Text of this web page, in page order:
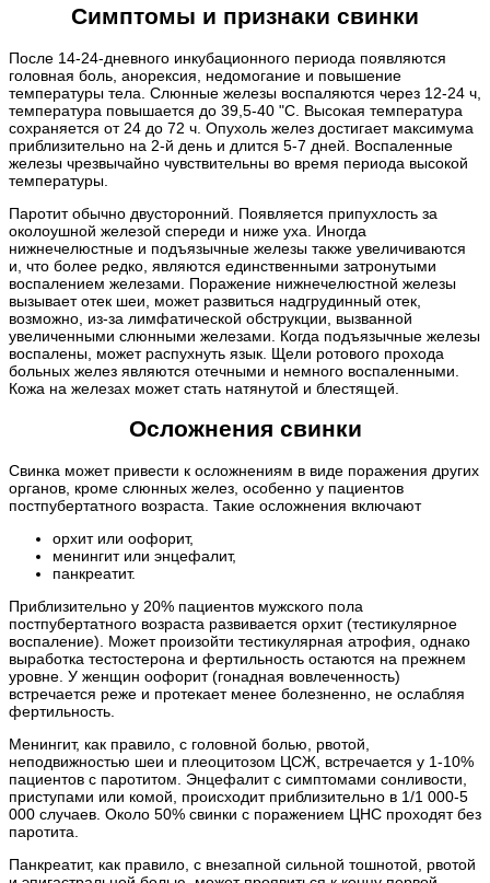
Симптомы и признаки свинки
После 14-24-дневного инкубационного периода появляются
головная боль, анорексия, недомогание и повышение
температуры тела. Слюнные железы воспаляются через 12-24 ч,
температура повышается до 39,5-40 "С. Высокая температура
сохраняется от 24 до 72 ч. Опухоль желез достигает максимума
приблизительно на 2-й день и длится 5-7 дней. Воспаленные
железы чрезвычайно чувствительны во время периода высокой
температуры.
Паротит обычно двусторонний. Появляется припухлость за
околоушной железой спереди и ниже уха. Иногда
нижнечелюстные и подъязычные железы также увеличиваются
и, что более редко, являются единственными затронутыми
воспалением железами. Поражение нижнечелюстной железы
вызывает отек шеи, может развиться надгрудинный отек,
возможно, из-за лимфатической обструкции, вызванной
увеличенными слюнными железами. Когда подъязычные железы
воспалены, может распухнуть язык. Щели ротового прохода
больных желез являются отечными и немного воспаленными.
Кожа на железах может стать натянутой и блестящей.
Осложнения свинки
Свинка может привести к осложнениям в виде поражения других
органов, кроме слюнных желез, особенно у пациентов
постпубертатного возраста. Такие осложнения включают
орхит или оофорит,
менингит или энцефалит,
панкреатит.
Приблизительно у 20% пациентов мужского пола
постпубертатного возраста развивается орхит (тестикулярное
воспаление). Может произойти тестикулярная атрофия, однако
выработка тестостерона и фертильность остаются на прежнем
уровне. У женщин оофорит (гонадная вовлеченность)
встречается реже и протекает менее болезненно, не ослабляя
фертильность.
Менингит, как правило, с головной болью, рвотой,
неподвижностью шеи и плеоцитозом ЦСЖ, встречается у 1-10%
пациентов с паротитом. Энцефалит с симптомами сонливости,
приступами или комой, происходит приблизительно в 1/1 000-5
000 случаев. Около 50% свинки с поражением ЦНС проходят без
паротита.
Панкреатит, как правило, с внезапной сильной тошнотой, рвотой